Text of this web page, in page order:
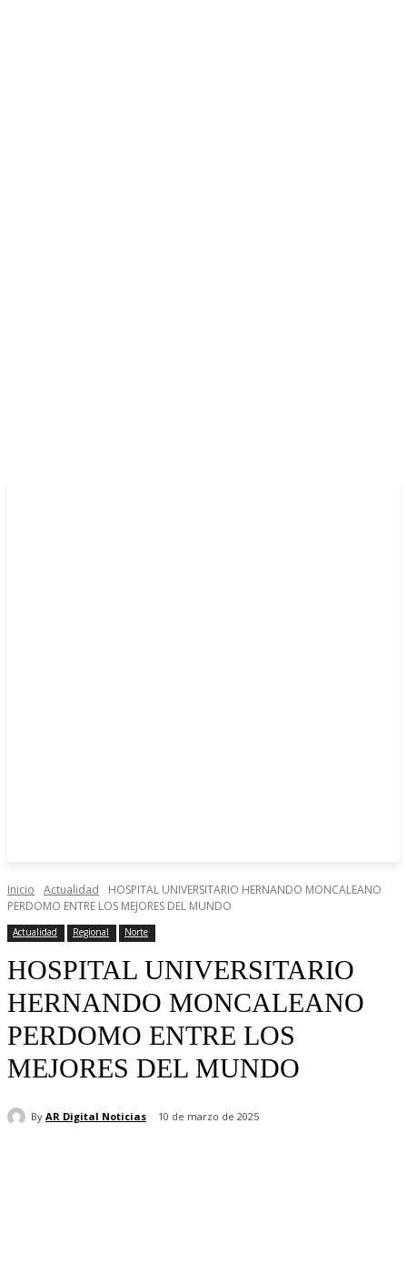
Inicio Actualidad
HOSPITAL UNIVERSITARIO HERNANDO MONCALEANO
PERDOMO ENTRE LOS MEJORES DEL MUNDO
Actualidad Regional Norte
HOSPITAL UNIVERSITARIO
HERNANDO MONCALEANO
PERDOMO ENTRE LOS
MEJORES DEL MUNDO
By AR Digital Noticias 10 de marzo de 2025